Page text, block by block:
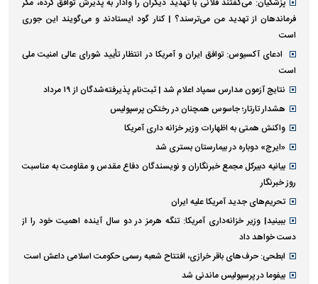
پزشکیان: می‌گفتند فلانی با تهدید دیگران را وادار به پذیرش توافق کرده، مگر
فرماندهان از تهدید من می‌ترسند؟ | کنار گود ایستادند و می‌گویند این جوری
است
ادعای آکسیوس: توافق ایران و آمریکا در انتظار تأیید شورای عالی امنیت ملی
است
نتایج آزمون مدارس سمپاد اعلام شد | ثبت‌نام پذیرفته‌شدگان از ۱۹ مرداد
هشدار تارتار؛ جاسوس همچنان در رختکن پرسپولیس
واکنش همتی به اظهارات وزیر خزانه داری آمریکا
«ایرج» دوباره در بیمارستان بستری شد
بیانیه دبیرکل مجمع خبرنگاران و نویسندگان دفاع مقدس و مقاومت به مناسبت
روز خبرنگار
تحریم‌های جدید آمریکا علیه ایران
ببینید| وزیر خزانه‌داری آمریکا: تنگه هرمز در دو سال آینده اهمیت خود را از
دست خواهد داد
ابطحی: حرف‌های باقر خرازی، افتتاح شعبه رسمی حکومت اسلامی داعش است
بیفوما در پرسپولیس ماندنی شد